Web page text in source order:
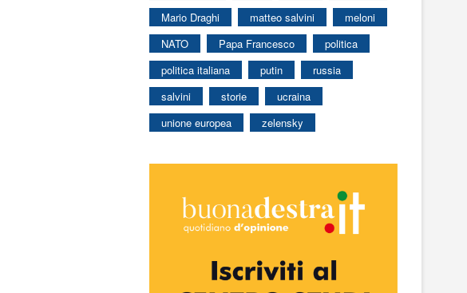
Mario Draghi
matteo salvini
meloni
NATO
Papa Francesco
politica
politica italiana
putin
russia
salvini
storie
ucraina
unione europea
zelensky